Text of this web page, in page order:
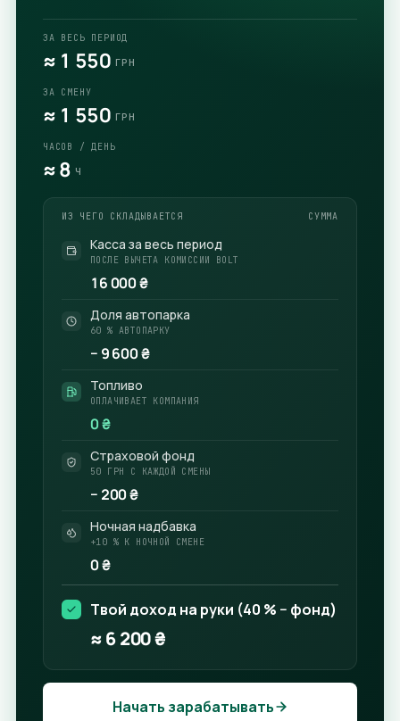
ЗА ВЕСЬ ПЕРИОД
≈ 1 550 ГРН
ЗА СМЕНУ
≈ 1 550 ГРН
ЧАСОВ / ДЕНЬ
≈8 Ч
ИЗ ЧЕГО СКЛАДЫВАЕТСЯ СУММА
Касса за весь период
ПОСЛЕ ВЫЧЕТА КОМИССИИ BOLT
16 000₴
Доля автопарка
60 % АВТОПАРКУ
− 9 600₴
Топливо
ОПЛАЧИВАЕТ КОМПАНИЯ
0 ₴
Страховой фонд
50 ГРН С КАЖДОЙ СМЕНЫ
− 200₴
Ночная надбавка
+10 % К НОЧНОЙ СМЕНЕ
0 ₴
Твой доход на руки (40 % − фонд)
≈6 200₴
Начать зарабатывать